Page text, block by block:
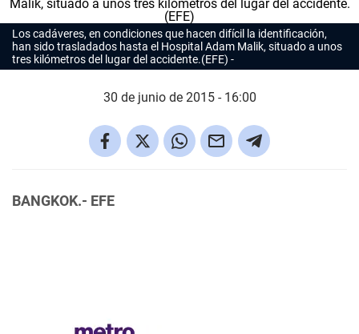
Los cadáveres, en condiciones que hacen difícil la identificación,
han sido trasladados hasta el Hospital Adam Malik, situado a unos
tres kilómetros del lugar del accidente.(EFE)
30 de junio de 2015 - 16:00
BANGKOK.- EFE